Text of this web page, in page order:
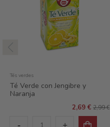
Tés verdes
Té Verde con Jengibre y
Naranja
2,69 € 2,99 €